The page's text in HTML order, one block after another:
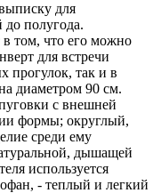
для
полугода.
в том, что его можно
для встречи
прогулок, так и в
диаметром 90 см.
с внешней
формы; округлый,
среди ему
дышащей
используется
- теплый и легкий